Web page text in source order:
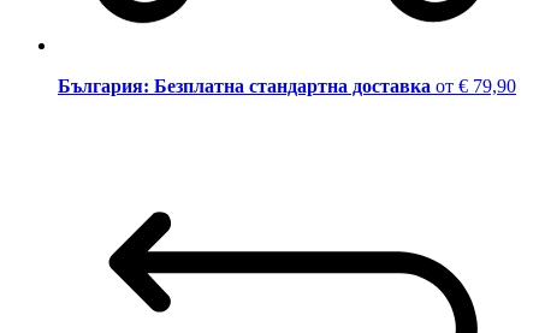
България: Безплатна стандартна доставка от € 79,90